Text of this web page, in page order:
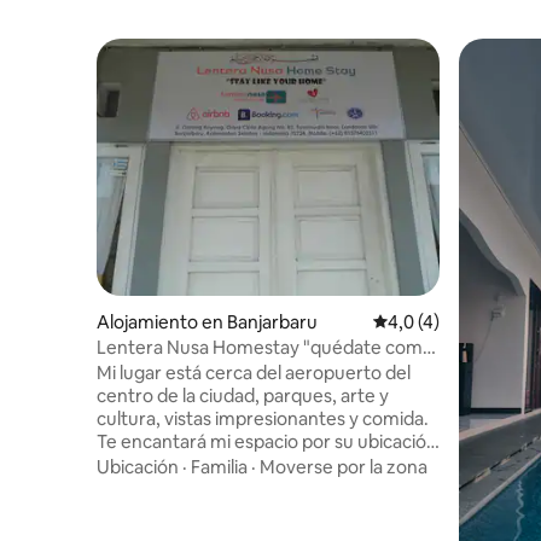
Alojamiento en Banjarbaru Calificación
4,0 (4)
Lentera Nusa Homestay "quédate como
tu hogar"
Mi lugar está cerca del aeropuerto del
centro de la ciudad, parques, arte y
cultura, vistas impresionantes y comida.
Te encantará mi espacio por su ubicación
estratégica y por su acogedor. Mi casa es
Ubicación · Familia · Moverse por la zona